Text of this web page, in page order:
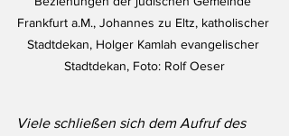
Frankfurt a.M., Johannes zu Eltz, katholischer
Stadtdekan, Holger Kamlah evangelischer
Stadtdekan, Foto: Rolf Oeser
Viele schließen sich dem Aufruf des